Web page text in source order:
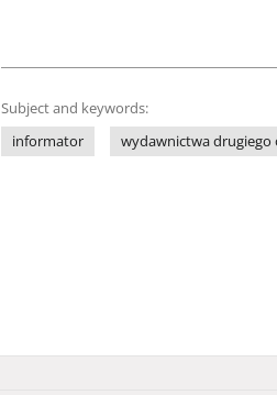
Subject and keywords:
informator
wydawnictwa drugiego